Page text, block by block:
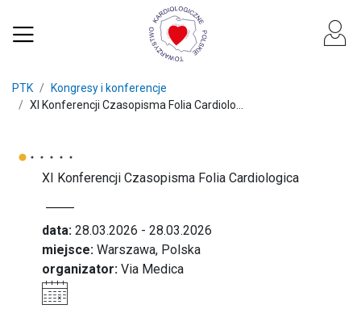
PTK
Kongresy i konferencje
XI Konferencji Czasopisma Folia Cardiolo...
XI Konferencji Czasopisma Folia Cardiologica
data: 28.03.2026 - 28.03.2026
miejsce: Warszawa, Polska
organizator: Via Medica